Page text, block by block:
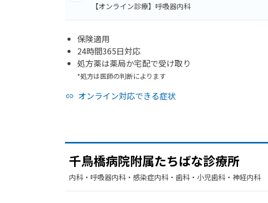
【オンライン診療】呼吸器内科
保険適用
24時間365日対応
処方薬は薬局か宅配で受け取り
*処方は医師の判断によります
オンライン対応できる症状
千鳥橋病院附属たちばな診療所
内科・​呼吸器内科・​感染症内科・​歯科・​小児歯科・​神経内科